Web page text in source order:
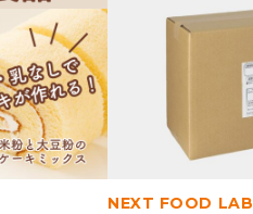
NEXT FOOD LAB